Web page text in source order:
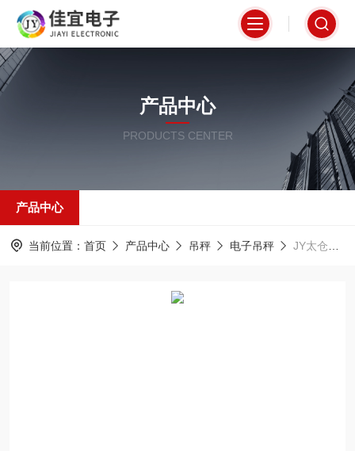
产品中心
PRODUCTS CENTER
产品中心
当前位置： 首页 产品中心 吊秤 电子吊秤 JY太仓吊秤